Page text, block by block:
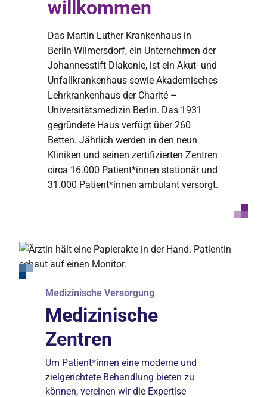
willkommen
Das Martin Luther Krankenhaus in
Berlin-Wilmersdorf, ein Unternehmen der
Johannesstift Diakonie, ist ein Akut- und
Unfallkrankenhaus sowie Akademisches
Lehrkrankenhaus der Charité –
Universitätsmedizin Berlin. Das 1931
gegründete Haus verfügt über 260
Betten. Jährlich werden in den neun
Kliniken und seinen zertifizierten Zentren
circa 16.000 Patient*innen stationär und
31.000 Patient*innen ambulant versorgt.
Geburtshilfe
Medizinische Versorgung
Medizinische
Zentren
Um Patient*innen eine moderne und
zielgerichtete Behandlung bieten zu
können, vereinen wir die Expertise
Behandlung
Geburtshilfe &
Neugeborenenmedizin
Die Geburtshilfe im Martin Luther hat eine
lange Tradition und besteht bereits seit
der Eröffnung der Klinik im Jahr 1931.
Behandlung
Kardiologie:
Expertise für Ihr
Herz
Welcher Pflegetyp
bist du?
Tauche ein in die bunte Pflegewelt der
Johannesstift Diakonie und finde heraus,
welches Pflegeteam zu dir passt.
Aufenthalt
Komfortstation mit
Ausblick
Wir möchten, dass Sie sich während Ihres
Aufenthalts in unserem Haus wohlfühlen.
90 Jahre Martin
Luther Krankenhaus
Im Jahr 2021 blickte das Martin Luther
Krankenhaus auf neun Jahrzehnte
moderne Medizin und fürsorgliche Pflege
zurück und informierte Sie zugleich über